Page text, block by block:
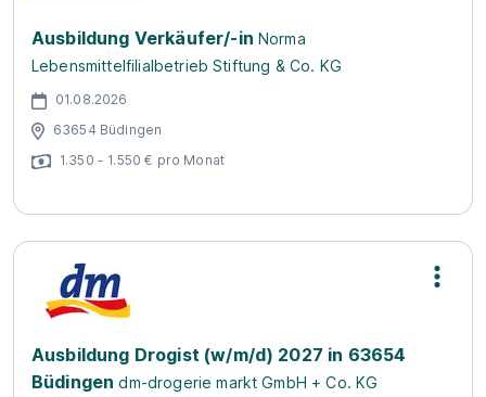
Ausbildung Verkäufer/-in Norma
Lebensmittelfilialbetrieb Stiftung & Co. KG
01.08.2026
63654 Büdingen
1.350 - 1.550 € pro Monat
Ausbildung Drogist (w/m/d) 2027 in 63654
Büdingen dm-drogerie markt GmbH + Co. KG